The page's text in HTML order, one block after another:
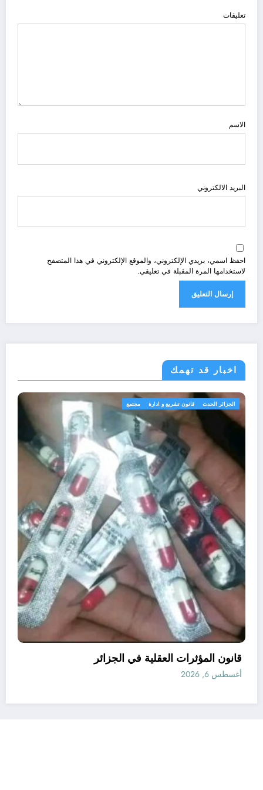
تعليقات
الاسم
البريد الالكتروني
احفظ اسمي، بريدي الإلكتروني، والموقع الإلكتروني في هذا المتصفح
لاستخدامها المرة المقبلة في تعليقي.
اخبار قد تهمك
الحدث ثقافة
الذين أساؤوا لمالك بن نبي
أغسطس 6, 2026